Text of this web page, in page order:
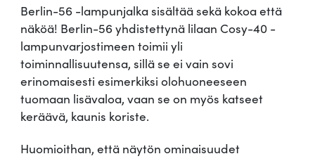
i
l
a
,
p
ö
y
t
Berlin-56 -lampunjalka sisältää sekä kokoa että
näköä! Berlin-56 yhdistettynä lilaan Cosy-40 -
lampunvarjostimeen toimii yli
toiminnallisuutensa, sillä se ei vain sovi
erinomaisesti esimerkiksi olohuoneeseen
tuomaan lisävaloa, vaan se on myös katseet
keräävä, kaunis koriste.
Huomioithan, että näytön ominaisuudet